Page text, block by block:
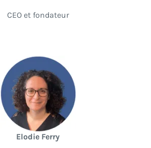
CEO et fondateur
Elodie Ferry